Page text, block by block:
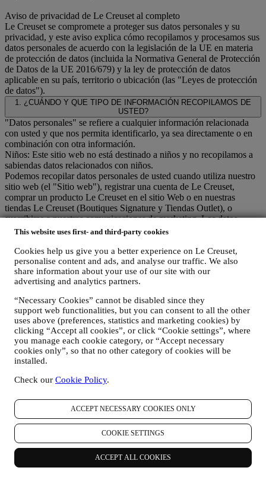
This website uses first- and third-party cookies
Cookies help us give you a better experience on Le Creuset,
personalise content and ads, and analyse our traffic. We also
share information about your use of our site with our
advertising and analytics partners.
“Necessary Cookies” cannot be disabled since they
support web functionalities, but you can consent to all the other
uses above (preferences, statistics and marketing cookies) by
clicking “Accept all cookies”, or click “Cookie settings”, where
you manage each cookie category, or “Accept necessary
cookies only”, so that no other category of cookies will be
installed.
Check our Cookie Policy.
ACCEPT NECESSARY COOKIES ONLY
COOKIE SETTINGS
ACCEPT ALL COOKIES
Aviso de privacidad de Le Creuset al completo
Le Creuset se compromete a proteger sus datos personales y su
privacidad, y este aviso explica cómo recopilamos y procesamos sus
datos personales de acuerdo con la legislación de la UE en materia
de protección de datos (incluida la Normativa General de Protección
de Datos de la UE 2016/679) y la ley de protección de datos
aplicable en su país, territorio o ubicación (las "Leyes de protección
de datos").
1. ¿CUÁNDO Y QUE TIPO DE INFORMACIÓN RECOPILAMOS DE
USTED?
"Datos personales" se refiere a cualquier información relacionada
con usted y que nos permita identificarlo, ya sea directamente o en
combinación con otra información.
Niños: Este sitio web no está destinado a niños y no recopilamos a
sabiendas datos relacionados con niños.
Podemos recopilar datos personales de usted cuando utiliza nuestro
sitio web (el "Sitio web"), registrar una cuenta de Le Creuset,
comprar un producto Le Creuset en el sitio Web o en nuestras
tiendas Le Creuset (Boutiques Signature y Tiendas Outlet), o
suscribirse a nuestras comunicaciones de marketing. Los datos
personales pueden referirse a:
nombre, apellidos, dirección de correo electrónico, fecha de
nacimiento y otros datos de contacto (dirección, número de
teléfono y dirección de correo electrónico), para registrar una
cuenta de Le Creuset o comprar como usuario invitado, o para
comunicaciones en la web o en la tienda.
sus datos de compra, por ejemplo, fecha y hora de compra,
datos de entrega, datos de productos y pagos y detalles, para
la gestión de sus pedidos.
datos sobre su historial de navegación en línea (por ejemplo,
identificadores en línea - como su dirección IP, versión del
navegador, sistema operativo, duración de la visita, usuario
que regresa, origen geográfico), recopilados durante sus
mediante el uso de registros y/o tecnologías de seguimiento
como "cookies" y otras tecnologías similares (incluidos los
píxeles de seguimiento en los correos electrónicos), para
mejorar nuestros servicios y anuncios, o para nuestro análisis
estadístico - en la mayoría de los casos no podremos
identificarlo a través de esta información técnica. Para obtener
información sobre la recopilación de datos a través de